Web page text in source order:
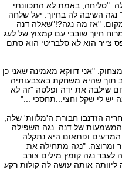
"סליחה, באמת לא התכוונתי
נגה השיבה לה בחיוך. יעל שלחה
"אז מה נגה?!"שאלה דנה
חיוך שובבי עם קמצוץ של לעג.
צייר הוא לא סלבריטי הוא סתם
"אני דווקא מאמינה שאני כן
תוך שהיא משחקת באצבעותיה
שילבה את ידה ופלטה "זה לא
יש לי שקל וחצי...תחסכי ..."
הזדנבו חבורת ה'מלוות' שלה,
של דנה. נגה השפילה
ופתאום היא נתקלה
ומרוצה. "נגה מתחילה את
נגה קומץ מילים צורב
אותה עושה לה קולות רקע